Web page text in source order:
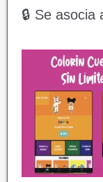
🔒 Se